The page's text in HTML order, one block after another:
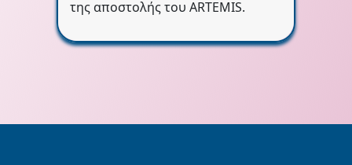
της αποστολής του ARTEMIS.